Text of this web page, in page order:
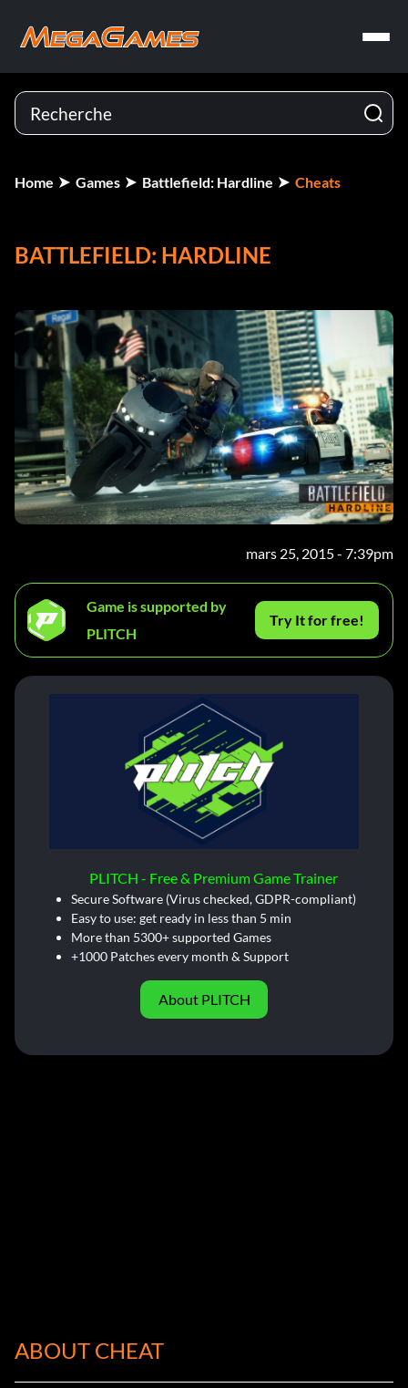
Home Games Battlefield: Hardline Cheats
BATTLEFIELD: HARDLINE
mars 25, 2015 - 7:39pm
Game is supported by
PLITCH
Try It for free!
PLITCH - Free & Premium Game Trainer
Secure Software (Virus checked, GDPR-compliant)
Easy to use: get ready in less than 5 min
More than 5300+ supported Games
+1000 Patches every month & Support
About PLITCH
ABOUT CHEAT